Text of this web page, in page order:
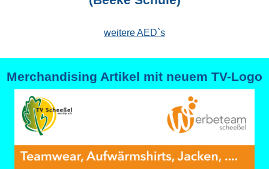
weitere AED`s
Merchandising Artikel mit neuem TV-Logo